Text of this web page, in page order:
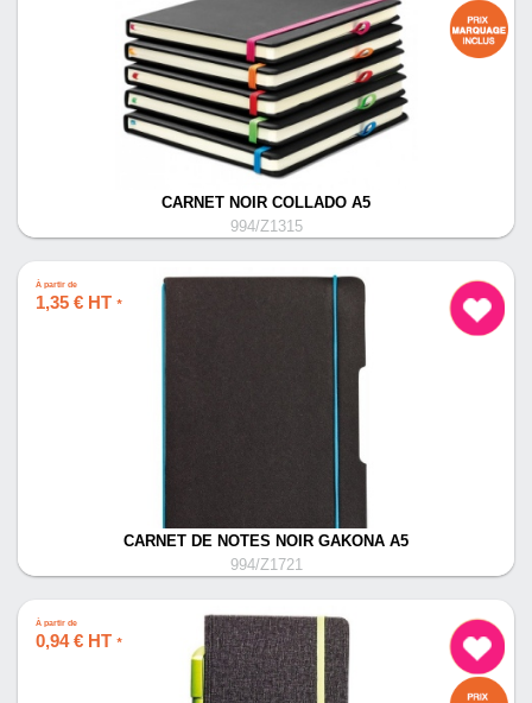
CARNET NOIR COLLADO A5
994/Z1315
À partir de
1,35 € HT *
CARNET DE NOTES NOIR GAKONA A5
994/Z1721
À partir de
0,94 € HT *